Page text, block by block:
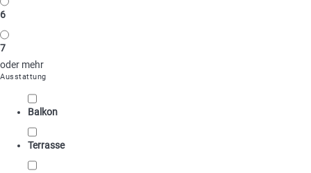
6
7
oder mehr
Ausstattung
Balkon
Terrasse